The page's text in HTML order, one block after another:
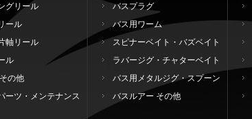
グリール
ール
軸リール
ル
の他
ーツ・メンテナンス
バスプラグ
バス用ワーム
スピナーベイト・バズベイト
ラバージグ・チャターベイト
バス用メタルジグ・スプーン
バスルアー その他